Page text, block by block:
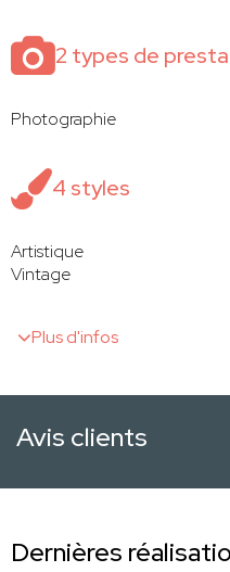
2 types de
Photographie
4 styles
Artistique
Vintage
Plus d'infos
Avis clients
Dernières